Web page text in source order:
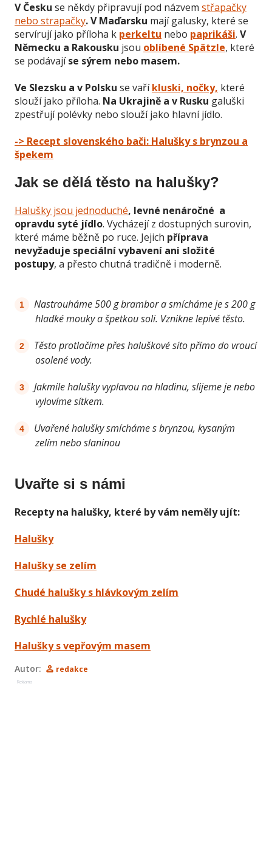
V Česku se někdy připravují pod názvem střapačky
nebo strapačky. V Maďarsku mají galusky, které se
servírují jako příloha k perkeltu nebo paprikáši. V
Německu a Rakousku jsou oblíbené Spätzle, které
se podávajíse sýrem nebo masem.
Ve Slezsku a v Polsku se vaříkluski, nočky, které
slouží jako příloha. Na Ukrajině a v Rusku galuški
zpestřují polévky nebo slouží jako hlavní jídlo.
-> Recept slovenského bači: Halušky s brynzou a
špekem
Jak se dělá těsto na halušky?
Halušky jsou jednoduché, levné nenáročné a
opravdu syté jídlo. Vycházejí z dostupných surovin,
které máme běžně po ruce. Jejich příprava
nevyžaduje speciální vybavení ani složité
postupy, a přesto chutná tradičně i moderně.
Nastrouháme 500 g brambor a smícháme je s 200 g
hladké mouky a špetkou soli. Vznikne lepivé těsto.
Těsto protlačíme přes haluškové síto přímo do vroucí
osolené vody.
Jakmile halušky vyplavou na hladinu, slijeme je nebo
vylovíme sítkem.
Uvařené halušky smícháme s brynzou, kysaným
zelím nebo slaninou
Uvařte si s námi
Recepty na halušky, které by vám neměly ujít:
Halušky
Halušky se zelím
Chudé halušky s hlávkovým zelím
Rychlé halušky
Halušky s vepřovým masem
Autor: redakce
Reklama